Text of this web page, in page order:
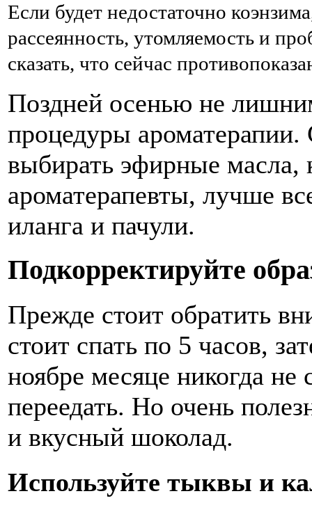
Если будет недостаточно
рассеянность, утомляемость и
сказать, что сейчас
Поздней осенью не
процедуры
выбирать эфирные масла,
ароматерапевты, лучше
иланга и пачули.
Подкорректируйте
Прежде стоит обратить
стоит спать по 5 часов,
ноябре месяце никогда не
переедать. Но очень
и вкусный шоколад.
Используйте тыквы и